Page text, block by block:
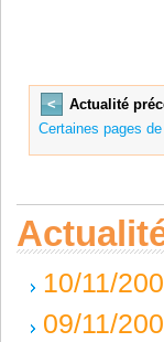
<
Actualité
Certaines pages
10/11/
09/11/